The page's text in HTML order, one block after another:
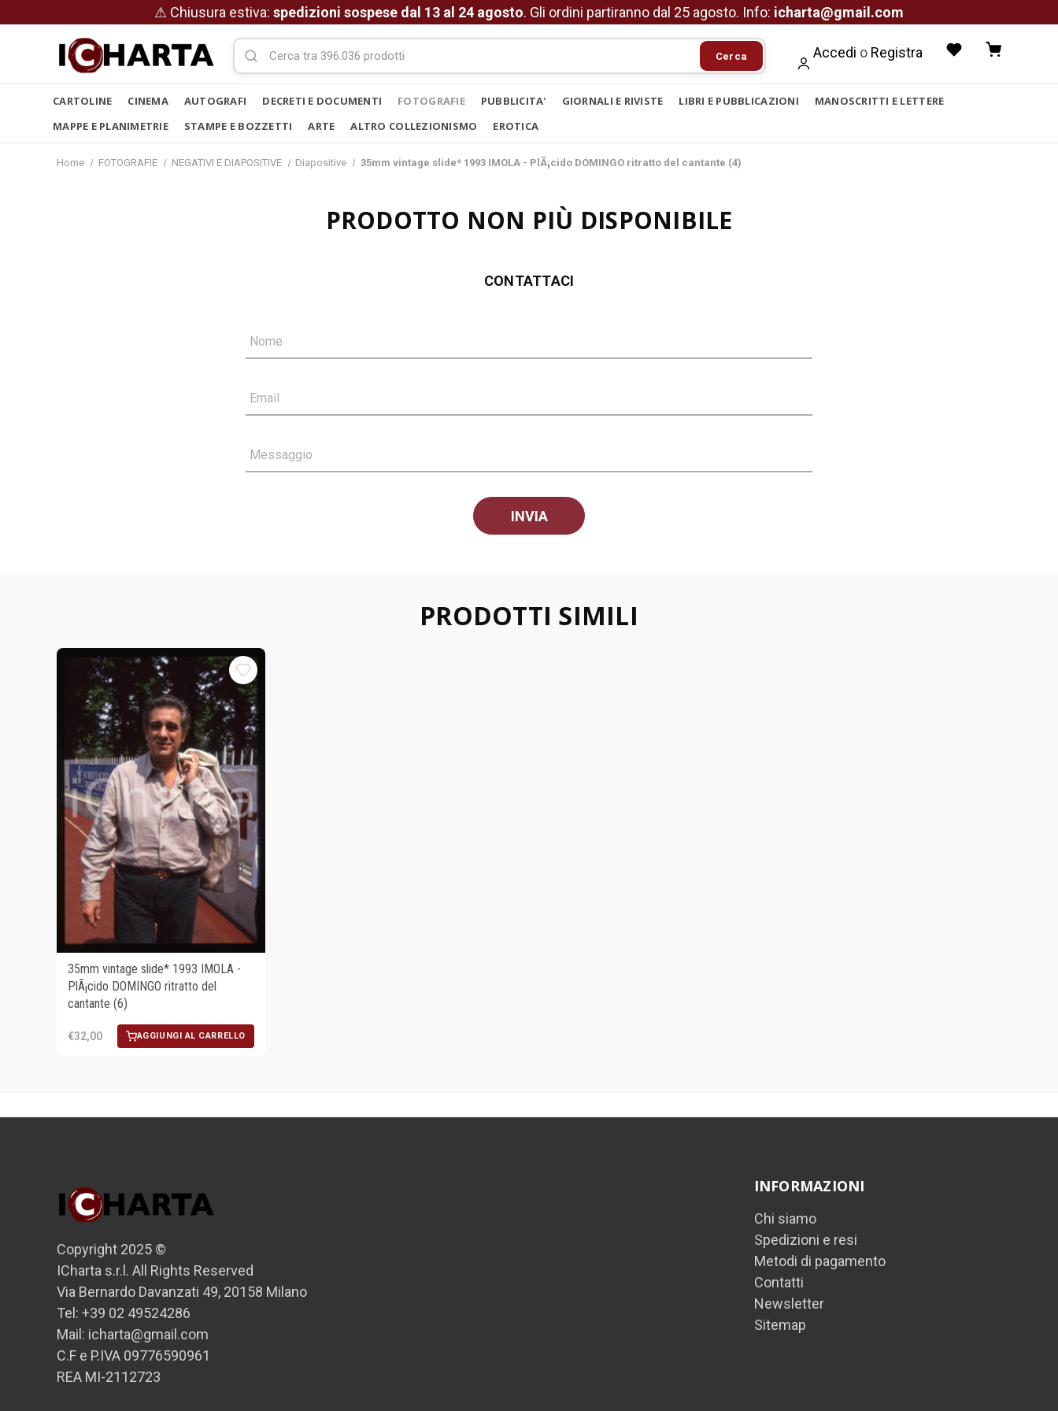
⚠ Chiusura estiva: spedizioni sospese dal 13 al 24 agosto. Gli ordini partiranno dal 25 agosto. Info: icharta@gmail.com
Cerca Accedi o Registra
CARTOLINE CINEMA AUTOGRAFI DECRETI E DOCUMENTI FOTOGRAFIE PUBBLICITA' GIORNALI E RIVISTE LIBRI E PUBBLICAZIONI
MANOSCRITTI E LETTERE
MAPPE E PLANIMETRIE
STAMPE E BOZZETTI ARTE ALTRO COLLEZIONISMO EROTICA
Home FOTOGRAFIE NEGATIVI E DIAPOSITIVE Diapositive 35mm vintage slide* 1993 IMOLA - PlÃ¡cido DOMINGO ritratto del cantante (4)
PRODOTTO NON PIÙ DISPONIBILE
CONTATTACI
Nome
Email
Messaggio
PRODOTTI SIMILI
35mm vintage slide* 1993 IMOLA -
PlÃ¡cido DOMINGO ritratto del
cantante (6)
€32,00 AGGIUNGI AL CARRELLO
Copyright 2025 ©
ICharta s.r.l. All Rights Reserved
Via Bernardo Davanzati 49, 20158 Milano
Tel: +39 02 49524286
Mail: icharta@gmail.com
C.F e P.IVA 09776590961
REA MI-2112723
INFORMAZIONI
Chi siamo
Spedizioni e resi
Metodi di pagamento
Contatti
Newsletter
Sitemap